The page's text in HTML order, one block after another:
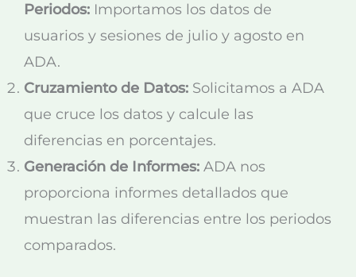
Periodos: Importamos los datos de
usuarios y sesiones de julio y agosto en
ADA.
Cruzamiento de Datos: Solicitamos a ADA
que cruce los datos y calcule las
diferencias en porcentajes.
Generación de Informes: ADA nos
proporciona informes detallados que
muestran las diferencias entre los periodos
comparados.